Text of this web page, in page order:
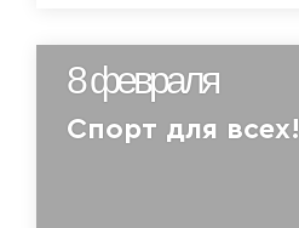
8 февраля
Спорт для всех!